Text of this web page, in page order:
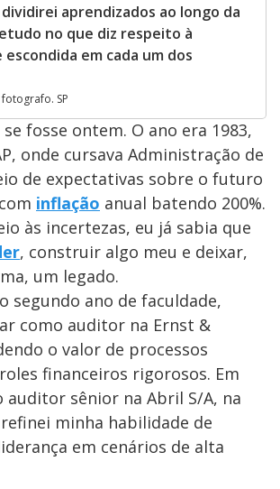
dividirei aprendizados ao longo da
no que diz respeito à
em cada um dos
SP
fosse ontem. O ano era 1983,
onde cursava Administração de
de expectativas sobre o futuro
inflação anual batendo 200%.
às incertezas, eu já sabia que
, construir algo meu e deixar,
um legado.
segundo ano de faculdade,
como auditor na Ernst &
o valor de processos
financeiros rigorosos. Em
auditor sênior na Abril S/A, na
minha habilidade de
em cenários de alta